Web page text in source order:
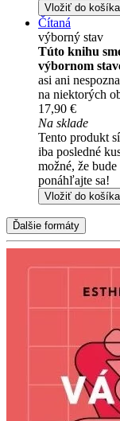
Vložiť do košíka
Čítaná
výborný stav
Túto knihu
výbornom
asi ani
na niektorých
17,90 €
Na sklade
Tento produkt
iba posledné
možné, že
ponáhľajte sa!
Vložiť do košíka
Ďalšie formáty